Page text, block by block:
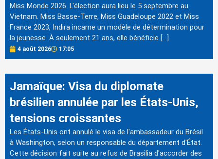
Miss Monde 2026. L'élection aura lieu le 5 septembre au
Vietnam. Miss Basse-Terre, Miss Guadeloupe 2022 et Miss
France 2023, Indira incarne un modèle de détermination pour
la jeunesse. À seulement 21 ans, elle bénéficie […]
4 août 2026 17:05
Jamaïque: Visa du diplomate
brésilien annulée par les États-Unis,
tensions croissantes
Les États-Unis ont annulé le visa de l'ambassadeur du Brésil
à Washington, selon un responsable du département d'État.
Cette décision fait suite au refus de Brasilia d'accorder des